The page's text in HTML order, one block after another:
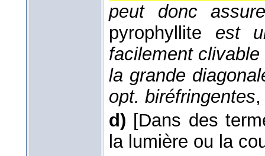
peut donc
pyrophyllite est
facilement
la grande
opt. biréfringentes
d) [Dans des
la lumière ou la